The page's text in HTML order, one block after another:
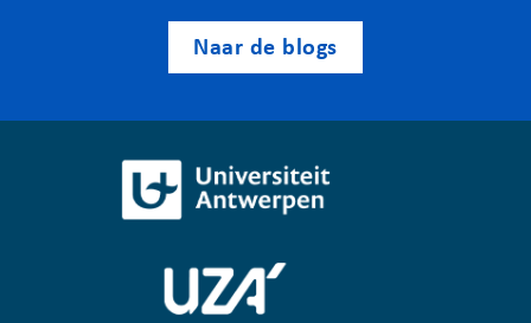
Naar de blogs